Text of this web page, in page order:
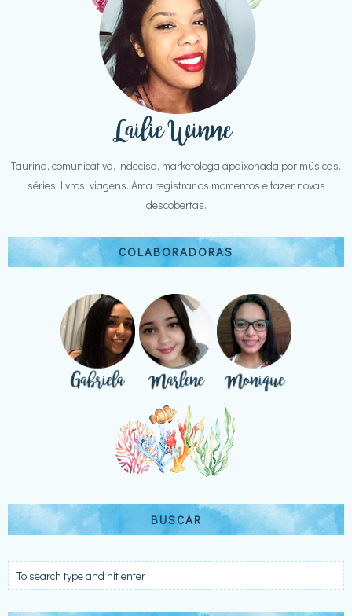
Taurina, comunicativa, indecisa, marketologa apaixonada por músicas,
séries, livros, viagens. Ama registrar os momentos e fazer novas
descobertas.
COLABORADORAS
BUSCAR